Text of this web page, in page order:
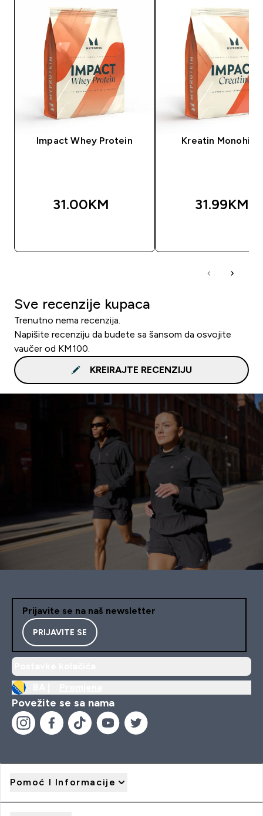
Impact Whey Protein
31.00KM‎
Kreatin
31.99KM‎
Sve recenzije kupaca
Trenutno nema recenzija.
Napišite recenziju da budete sa šansom da osvojite
vaučer od KM100.
KREIRAJTE RECENZIJU
Prijavite se na naš newsletter
PRIJAVITE SE
Povežite se sa nama
Pomoć I Informacije